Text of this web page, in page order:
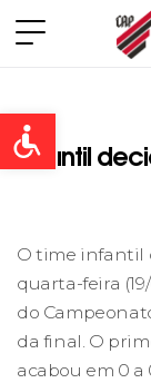
Open toolbar
Infantil
O time infantil
quarta-feira
do
da final. O
acabou em 0 a